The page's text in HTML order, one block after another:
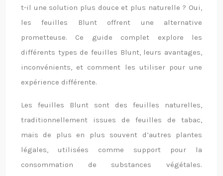
t-il une solution plus douce et plus naturelle ? Oui,
les feuilles Blunt offrent une alternative
prometteuse. Ce guide complet explore les
différents types de feuilles Blunt, leurs avantages,
inconvénients, et comment les utiliser pour une
expérience différente.
Les feuilles Blunt sont des feuilles naturelles,
traditionnellement issues de feuilles de tabac,
mais de plus en plus souvent d’autres plantes
légales, utilisées comme support pour la
consommation de substances végétales.